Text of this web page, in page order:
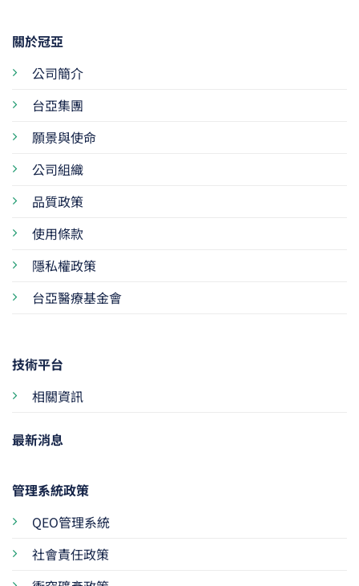
關於冠亞
公司簡介
台亞集團
願景與使命
公司組織
品質政策
使用條款
隱私權政策
台亞醫療基金會
技術平台
相關資訊
最新消息
管理系統政策
QEO管理系統
社會責任政策